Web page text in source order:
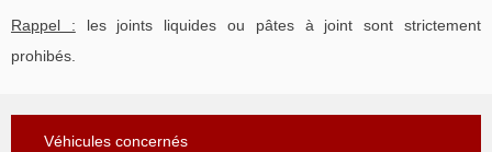
Rappel : les joints liquides ou pâtes à joint sont strictement
prohibés.
Véhicules concernés